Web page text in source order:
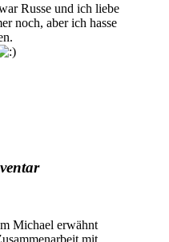
Russe und ich liebe
noch, aber ich hasse
Michael erwähnt